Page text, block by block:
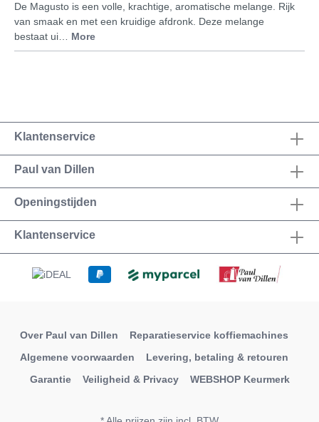
De Magusto is een volle, krachtige, aromatische melange. Rijk
van smaak en met een kruidige afdronk. Deze melange
bestaat ui… More
Klantenservice
Paul van Dillen
Openingstijden
Klantenservice
Over Paul van Dillen
Reparatieservice koffiemachines
Algemene voorwaarden
Levering, betaling & retouren
Garantie
Veiligheid & Privacy WEBSHOP Keurmerk